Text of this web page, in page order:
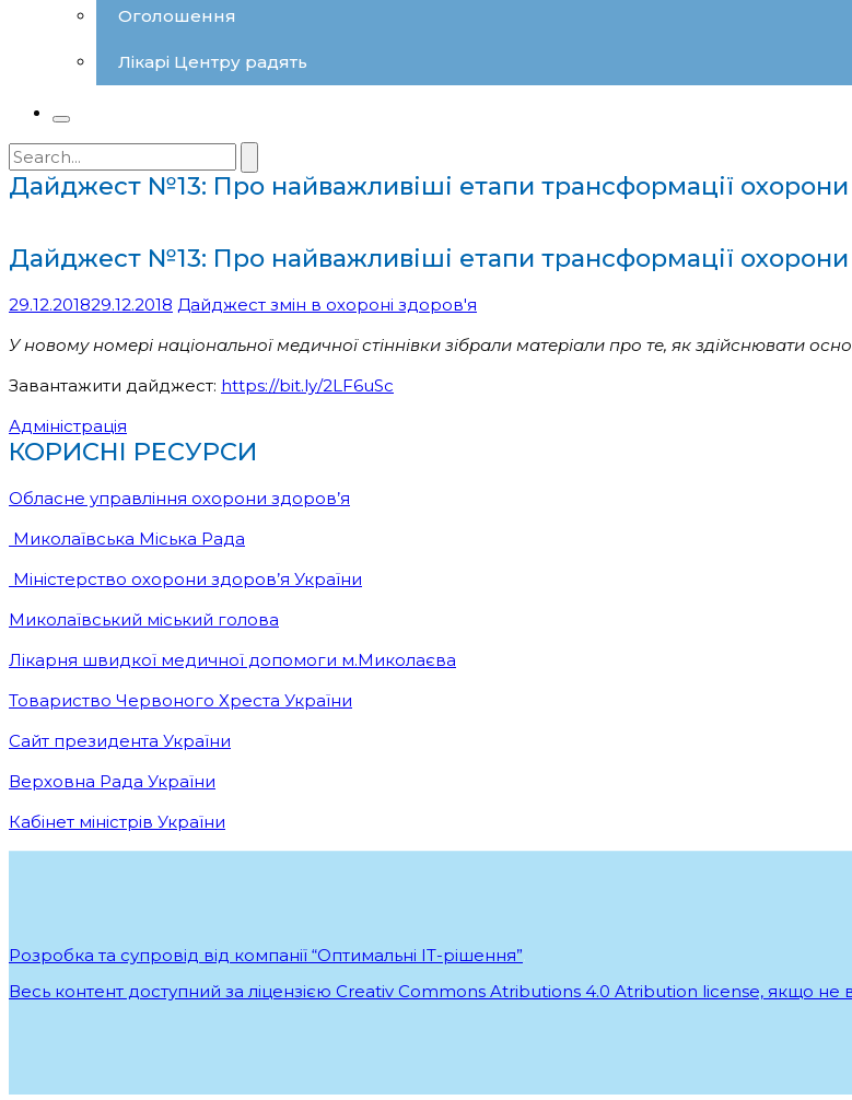
Оголошення
Лікарі Центру радять
Search
for:
Дайджест №13: Про найважливіші етапи трансформації охорони
Дайджест №13: Про найважливіші етапи трансформації охорони
29.12.201829.12.2018 Дайджест змін в охороні здоров'я
У новому номері національної медичної стіннівки зібрали матеріали про те, як здійснювати
Завантажити дайджест: https://bit.ly/2LF6uSc
Адміністрація
КОРИСНІ РЕСУРСИ
Обласне управління охорони здоров’я
Миколаївська Міська Рада
Міністерство охорони здоров’я України
Миколаївський міський голова
Лікарня швидкої медичної допомоги м.Миколаєва
Товариство Червоного Хреста України
Сайт президента України
Верховна Рада України
Кабінет міністрів України
Розробка та супровід від компанії “Оптимальні ІТ-рішення”.
Весь контент доступний за ліцензією Creativ Commons Atributions 4.0 Atribution license, якщо не